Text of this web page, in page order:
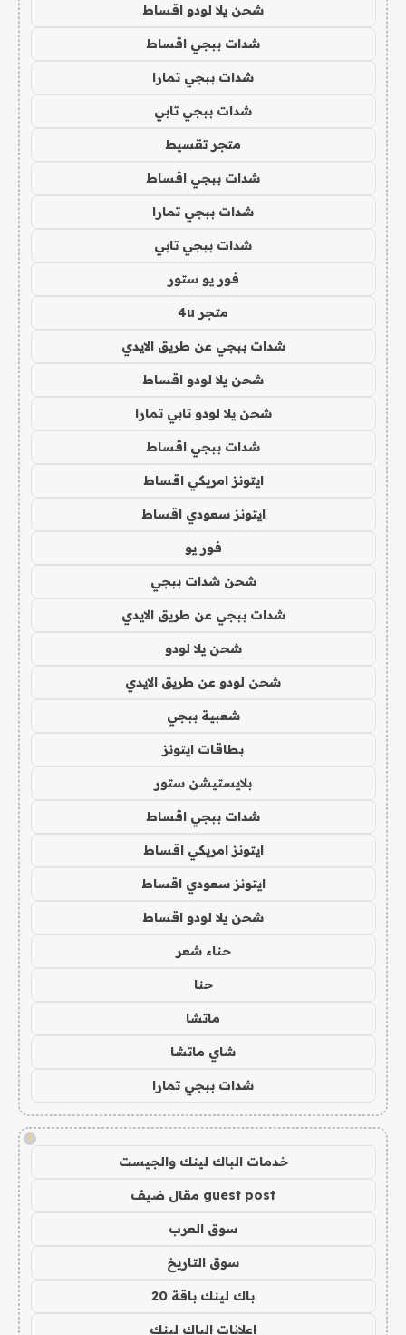
شحن يلا لودو اقساط
شدات ببجي اقساط
شدات ببجي تمارا
شدات ببجي تابي
متجر تقسيط
شدات ببجي اقساط
شدات ببجي تمارا
شدات ببجي تابي
فور يو ستور
متجر 4u
شدات ببجي عن طريق الايدي
شحن يلا لودو اقساط
شحن يلا لودو تابي تمارا
شدات ببجي اقساط
ايتونز امريكي اقساط
ايتونز سعودي اقساط
فور يو
شحن شدات ببجي
شدات ببجي عن طريق الايدي
شحن يلا لودو
شحن لودو عن طريق الايدي
شعبية ببجي
بطاقات ايتونز
بلايستيشن ستور
شدات ببجي اقساط
ايتونز امريكي اقساط
ايتونز سعودي اقساط
شحن يلا لودو اقساط
حناء شعر
حنا
ماتشا
شاي ماتشا
شدات ببجي تمارا
!
خدمات الباك لينك والجيست
guest post مقال ضيف
سوق العرب
سوق التاريخ
باك لينك باقة 20
اعلانات الباك لينك